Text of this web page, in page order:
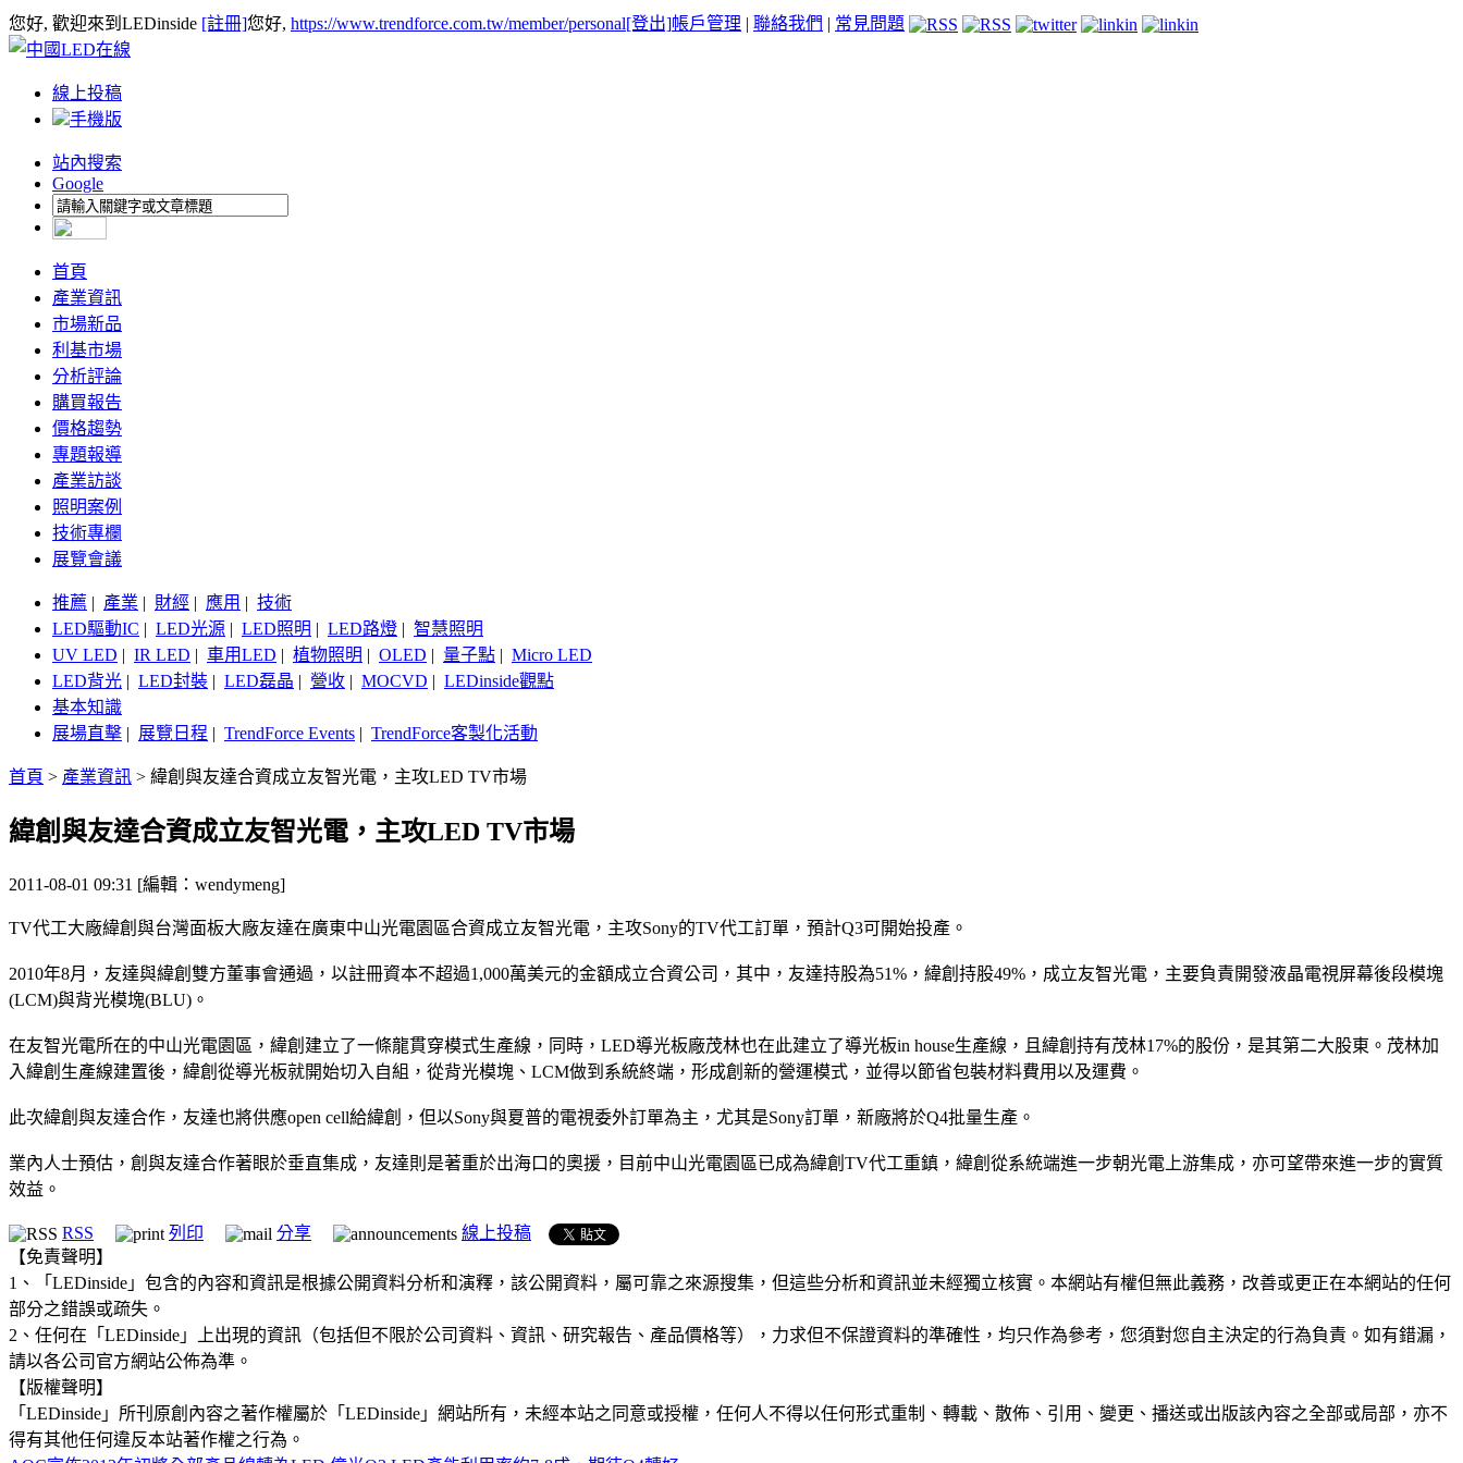
您好, 歡迎來到LEDinside [註冊]您好, https://www.trendforce.com.tw/member/personal[登出]帳戶管理 | 聯絡我們 | 常見問題
線上投稿
手機版
站內搜索
Google
首頁
產業資訊
市場新品
利基市場
分析評論
購買報告
價格趨勢
專題報導
產業訪談
照明案例
技術專欄
展覽會議
推薦 | 產業 | 財經 | 應用 | 技術
LED驅動IC | LED光源 | LED照明 | LED路燈 | 智慧照明
UV LED | IR LED | 車用LED | 植物照明 | OLED | 量子點 | Micro LED
LED背光 | LED封裝 | LED磊晶 | 營收 | MOCVD | LEDinside觀點
基本知識
展場直擊 | 展覽日程 | TrendForce Events | TrendForce客製化活動
首頁 > 產業資訊 > 緯創與友達合資成立友智光電，主攻LED TV市場
緯創與友達合資成立友智光電，主攻LED TV市場
2011-08-01 09:31 [編輯：wendymeng]
TV代工大廠緯創與台灣面板大廠友達在廣東中山光電園區合資成立友智光電，主攻Sony的TV代工訂單，預計Q3可開始投產。
2010年8月，友達與緯創雙方董事會通過，以註冊資本不超過1,000萬美元的金額成立合資公司，其中，友達持股為51%，緯創持股49%，成立友智光電，主要負責開發液晶電視屏幕後段模塊
(LCM)與背光模塊(BLU)。
在友智光電所在的中山光電園區，緯創建立了一條龍貫穿模式生產線，同時，LED導光板廠茂林也在此建立了導光板in house生產線，且緯創持有茂林17%的股份，是其第二大股東。茂林加
入緯創生產線建置後，緯創從導光板就開始切入自組，從背光模塊、LCM做到系統終端，形成創新的營運模式，並得以節省包裝材料費用以及運費。
此次緯創與友達合作，友達也將供應open cell給緯創，但以Sony與夏普的電視委外訂單為主，尤其是Sony訂單，新廠將於Q4批量生產。
業內人士預估，創與友達合作著眼於垂直集成，友達則是著重於出海口的奧援，目前中山光電園區已成為緯創TV代工重鎮，緯創從系統端進一步朝光電上游集成，亦可望帶來進一步的實質
效益。
RSS 列印 分享
線上投稿
【免責聲明】
1、「LEDinside」包含的內容和資訊是根據公開資料分析和演釋，該公開資料，屬可靠之來源搜集，但這些分析和資訊並未經獨立核實。本網站有權但無此義務，改善或更正在本網站的任何
部分之錯誤或疏失。
2、任何在「LEDinside」上出現的資訊（包括但不限於公司資料、資訊、研究報告、產品價格等），力求但不保證資料的準確性，均只作為參考，您須對您自主決定的行為負責。如有錯漏，
請以各公司官方網站公佈為準。
【版權聲明】
「LEDinside」所刊原創內容之著作權屬於「LEDinside」網站所有，未經本站之同意或授權，任何人不得以任何形式重制、轉載、散佈、引用、變更、播送或出版該內容之全部或局部，亦不
得有其他任何違反本站著作權之行為。